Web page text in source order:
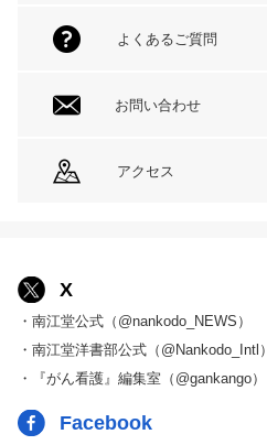
よくあるご質問
お問い合わせ
アクセス
X
・南江堂公式（@nankodo_NEWS）
・南江堂洋書部公式（@Nankodo_Intl）
・『がん看護』編集室（@gankango）
Facebook